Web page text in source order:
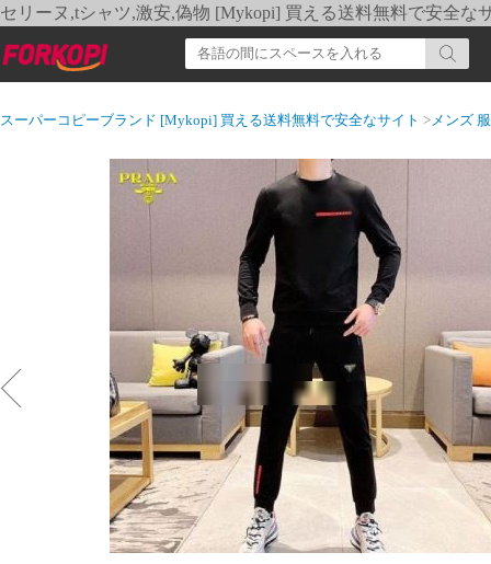
セリーヌ,tシャツ,激安,偽物 [Mykopi] 買える送料無料で安全な
スーパーコピーブランド [Mykopi] 買える送料無料で安全なサイト >メンズ 服